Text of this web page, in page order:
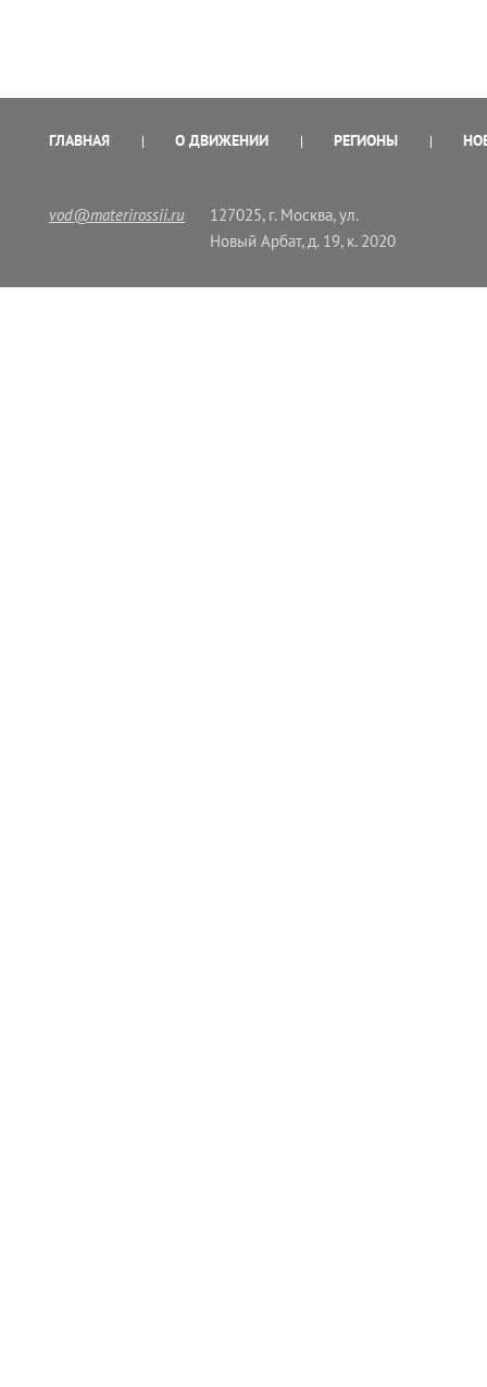
ГЛАВНАЯ О ДВИЖЕНИИ РЕГИОНЫ
vod@materirossii.ru
127025, г. Москва, ул.
Новый Арбат, д. 19, к. 2020